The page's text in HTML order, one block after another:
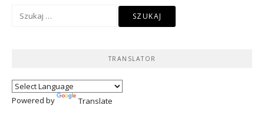
Szukaj:
TRANSLATOR
Powered by Translate